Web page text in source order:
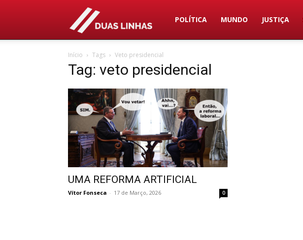
Duas
POLÍTICA MUNDO JUSTIÇA
Início Tags Veto presidencial
Tag: veto presidencial
UMA REFORMA ARTIFICIAL
Vítor Fonseca - 17 de Março, 2026 0